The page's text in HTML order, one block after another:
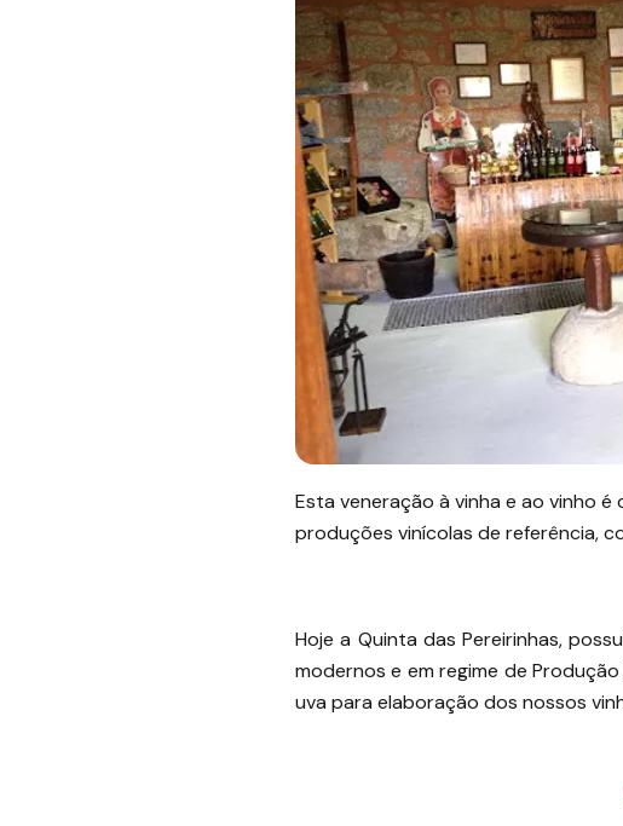
Esta veneração à vinha e ao vinho
produções vinícolas de referência,
Hoje a Quinta das Pereirinhas,
modernos e em regime de
uva para elaboração dos nossos